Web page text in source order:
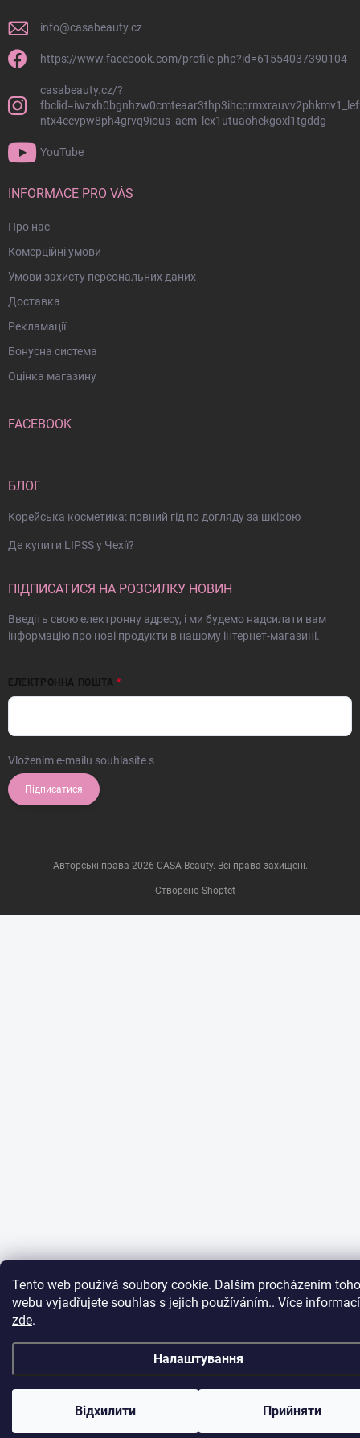
Tento web používá soubory cookie. Dalším procházením
webu vyjadřujete souhlas s jejich používáním.. Více informací
zde.
Налаштування
Відхилити Прийняти
info@casabeauty.cz
https://www.facebook.com/profile.php?id=61554037390104
casabeauty.cz/?
ntx4eevpw8ph4grvq9ious_aem_lex1utuaohekgoxl1tgddg
YouTube
INFORMACE PRO VÁS
Про нас
Комерційні умови
Умови захисту персональних даних
Доставка
Рекламації
Бонусна система
Оцінка магазину
FACEBOOK
БЛОГ
Корейська косметика: повний гід по догляду за шкірою
Де купити LIPSS у Чехії?
ПІДПИСАТИСЯ НА РОЗСИЛКУ НОВИН
Введіть свою електронну адресу, і ми будемо надсилати вам
інформацію про нові продукти в нашому інтернет-магазині.
ЕЛЕКТРОННА ПОШТА
Vložením e-mailu souhlasíte s
Підписатися
Створено Shoptet
Авторські права 2026 CASA Beauty. Всі права захищені.